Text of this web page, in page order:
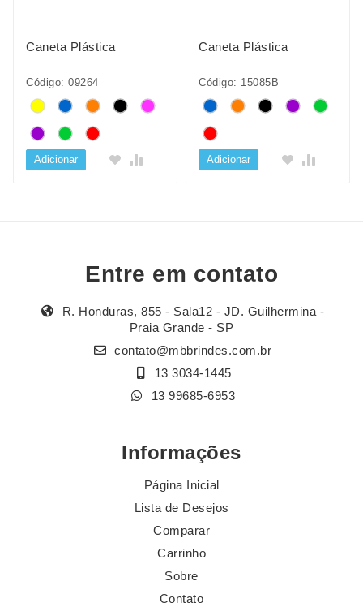
Caneta Plástica
Código: 09264
Adicionar
Caneta Plástica
Código: 15085B
Adicionar
Entre em contato
R. Honduras, 855 - Sala12 - JD. Guilhermina -
Praia Grande - SP
contato@mbbrindes.com.br
13 3034-1445
13 99685-6953
Informações
Página Inicial
Lista de Desejos
Comparar
Carrinho
Sobre
Contato